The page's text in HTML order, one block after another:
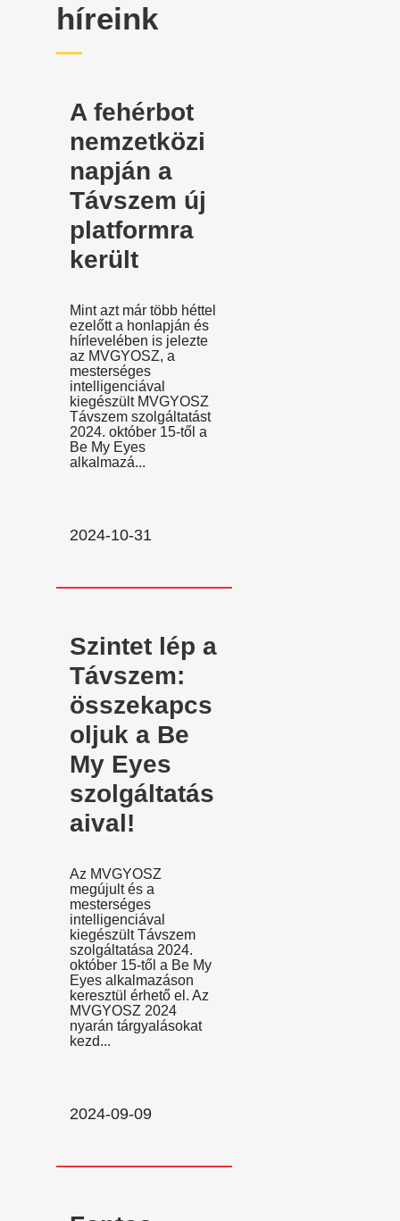
híreink
A fehérbot
nemzetközi
napján a
Távszem új
platformra
került
Mint azt már több héttel
ezelőtt a honlapján és
hírlevelében is jelezte
az MVGYOSZ, a
mesterséges
intelligenciával
kiegészült MVGYOSZ
Távszem szolgáltatást
2024. október 15-től a
Be My Eyes
alkalmazá...
2024-10-31
Szintet lép a
Távszem:
összekapcs
oljuk a Be
My Eyes
szolgáltatás
aival!
Az MVGYOSZ
megújult és a
mesterséges
intelligenciával
kiegészült Távszem
szolgáltatása 2024.
október 15-től a Be My
Eyes alkalmazáson
keresztül érhető el. Az
MVGYOSZ 2024
nyarán tárgyalásokat
kezd...
2024-09-09